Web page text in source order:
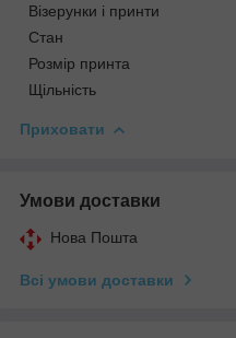
Візерунки і принти
Стан
Розмір принта
Щільність
Приховати
Умови доставки
Нова Пошта
Всі умови доставки